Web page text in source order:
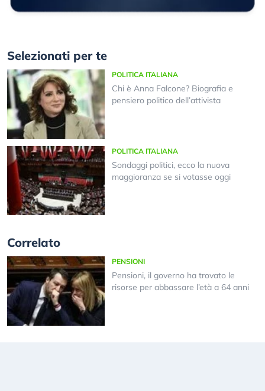
Selezionati per te
POLITICA ITALIANA
Chi è Anna Falcone? Biografia e
pensiero politico dell’attivista
POLITICA ITALIANA
Sondaggi politici, ecco la nuova
maggioranza se si votasse oggi
Correlato
PENSIONI
Pensioni, il governo ha trovato le
risorse per abbassare l’età a 64 anni